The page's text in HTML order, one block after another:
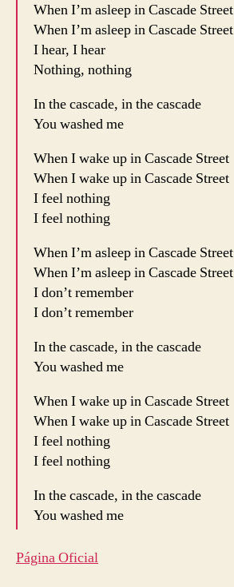
When I’m asleep in Cascade Street
When I’m asleep in Cascade Street
I hear, I hear
Nothing, nothing
In the cascade, in the cascade
You washed me
When I wake up in Cascade Street
When I wake up in Cascade Street
I feel nothing
I feel nothing
When I’m asleep in Cascade Street
When I’m asleep in Cascade Street
I don’t remember
I don’t remember
In the cascade, in the cascade
You washed me
When I wake up in Cascade Street
When I wake up in Cascade Street
I feel nothing
I feel nothing
In the cascade, in the cascade
You washed me
Página Oficial